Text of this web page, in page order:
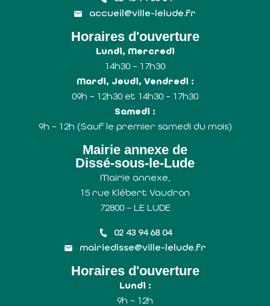
accueil@ville-lelude.fr
Horaires d'ouverture
Lundi, Mercredi
14h30 – 17h30
Mardi, Jeudi, Vendredi :
09h – 12h30 et 14h30 – 17h30
Samedi :
9h – 12h (Sauf le premier samedi du mois)
Mairie annexe de
Dissé-sous-le-Lude
Mairie annexe,
15 rue Klébert Vaudron
72800 – LE LUDE
02 43 94 68 04
mairiedisse@ville-lelude.fr
Horaires d'ouverture
Lundi :
9h – 12h